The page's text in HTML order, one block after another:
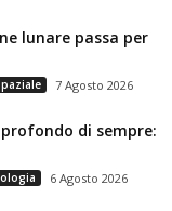
lunare passa per
7 Agosto 2026
di sempre:
6 Agosto 2026